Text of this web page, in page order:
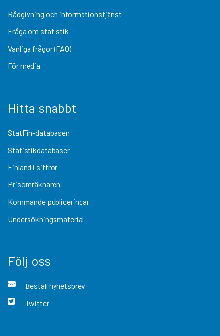
Rådgivning och informationstjänst
Fråga om statistik
Vanliga frågor (FAQ)
För media
Hitta snabbt
StatFin-databasen
Statistikdatabaser
Finland i siffror
Prisomräknaren
Kommande publiceringar
Undersökningsmaterial
Följ oss
Beställ nyhetsbrev
Twitter